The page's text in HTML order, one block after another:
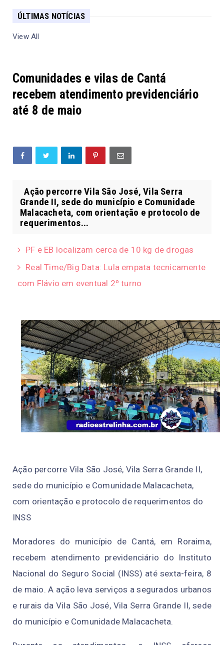
ÚLTIMAS NOTÍCIAS
View All
Comunidades e vilas de Cantá
recebem atendimento previdenciário
até 8 de maio
Ação percorre Vila São José, Vila Serra
Grande II, sede do município e Comunidade
Malacacheta, com orientação e protocolo de
requerimentos...
PF e EB localizam cerca de 10 kg de drogas
Real Time/Big Data: Lula empata tecnicamente
com Flávio em eventual 2º turno
Ação percorre Vila São José, Vila Serra Grande II,
sede do município e Comunidade Malacacheta,
com orientação e protocolo de requerimentos do
INSS
Moradores do município de Cantá, em Roraima,
recebem atendimento previdenciário do Instituto
Nacional do Seguro Social (INSS) até sexta-feira, 8
de maio. A ação leva serviços a segurados urbanos
e rurais da Vila São José, Vila Serra Grande II, sede
do município e Comunidade Malacacheta.